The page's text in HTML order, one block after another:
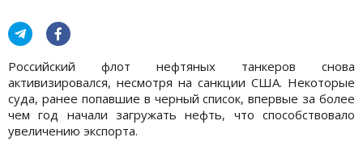
Российский флот нефтяных танкеров снова
активизировался, несмотря на санкции США. Некоторые
суда, ранее попавшие в черный список, впервые за более
чем год начали загружать нефть, что способствовало
увеличению экспорта.